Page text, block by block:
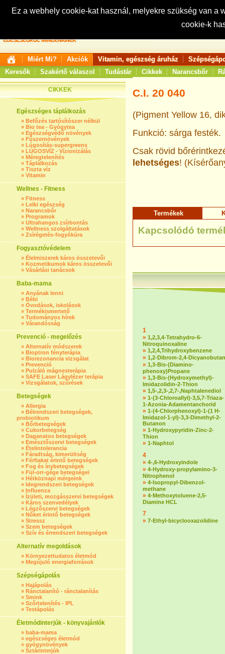
Ez a webhely cookie-kat használ, melyekre szükség van
cookie-k
Keresés:
Miért Mi? Akciók Vitamin, egészség áruház
Keresők
Szakértő válaszol Tudástár Cikkek Narancsbőr
CIKKEK
Egészséges táplálkozás
» Befőzés tartósítószer nélkül
» Bio tea - Gyógytea
» Egészségvédő növények
» Fűszernövények
» Lúgosítás-supergreens
» LÚGOSVÍZ - Vízionizálás
» Méregtelenítés
» Táplálkozás
» Tiszta víz
» Vitamin
Wellnes - Fitness
» Fitness
» Lelki egészség
» Narancsbőr
» Programok
» Ultrahangos zsírbontás
» Wellness szolgáltatások
» Zsírégetés-fogyókúra
Fogyasztóvédelem
» Élelmiszerek káros összetevői
» Kozmetikumok káros összetevői
» Vásárlási tanácsok
Baba-mama
» Anyának lenni
» Bébi
» Óvodások, iskolások
» Termékismertető
» Tudományos hírek
» Várandósság
Prevenció - megelőzés
» Alternatív módszerek
» Bioptron fényterápia
» Biorezonancia vizsgálat
» Prevenció
» Pulzáló mágnesterápia
» SAFE Laser Lágylézer terápia
» Vizsgálatok, szűrések
Betegségek
» Allergia
» Bélrendszeri betegségek,
probiotikum
» Bőrbetegségek
» Cukorbetegség
» Daganatos betegségek
» Emésztőszervi betegségek
» Ételintolerancia
» Fáradtság, kimerültség
» Férfiakat érintő betegségek
» Fog és ínybetegségek
» Fül-orr-gége betegségei
» Hétköznapi mérgeink
» Idegrendszeri betegségek
» Influenza
» Ízületi, mozgásszervi betegségek
» Káros szenvedélyek
» Légzőszervi betegségek
» Nőket érintő betegségek
» Stressz
» Szem betegségek
» Szív és érrendszeri betegségek
Alternatív megoldások
» Környezettudatos életmód
» Megújuló energiaforrások
Szépségápolás
» Hajápolás
» Ránctalanító - ránctalanítás
» Smink
» Szőrtelenítés - IPL
» Testápolás
Életmódinterjúk - könyvajánlók
» baba-mama
» egészséges életmód
» gyógynövények
» Sztárinterjúk
C.I. 20 040
(Pigment Yellow 16,
Funkció: sárga festék.
Csak rövid
lehetséges!
Termékek
Kapcsolódó
1
» 1,2,3,4-Tetrahydro-6-
Nitroquinoxaline
» 1,2,4,Trihydroxybenzene
» 1,2-Dibrom-2,4-Dicyanobutan
» 1,3-Bis-(Diamino-
phenoxy)Propane
» 1,3-Bis-(Hydroxymethyl)-
Imidazolidin-2-Thion
» 1,5-,2,3-,2,7-,Naphtalenediol
» 1-(3-Chloroallyl)-3,5,7-Triaza-
1-Azonia-Adamentanchorid
» 1-(4-Chlorphenoxyl)-1-(1 H-
Imidazol-1-yl)-3,3-Dimethyl-2-
Butanon
» 1-Hydroxypyridin-Zinc-2-
Thion
» 1-Naphtol
4
» 4-,6-Hydroxyindole
» 4-Hydroxy-propylamino-3-
Nitrophenol
» 4-Isopropyl-Dibenzol-
methane
» 4-Methoxytoluene-2,5-
Diamine HCL
7
» 7-Ethyl-bicyclooxazolidine